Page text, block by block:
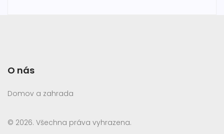
O nás
Domov a zahrada
© 2026. Všechna práva vyhrazena.